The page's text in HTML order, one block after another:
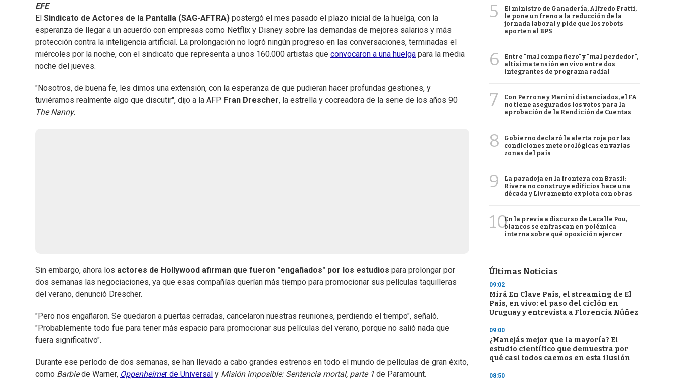
EFE
El Sindicato de Actores de la Pantalla (SAG-AFTRA) postergó el mes pasado el plazo inicial de la huelga, con la
esperanza de llegar a un acuerdo con empresas como Netflix y Disney sobre las demandas de mejores salarios y más
protección contra la inteligencia artificial. La prolongación no logró ningún progreso en las conversaciones, terminadas el
miércoles por la noche, con el sindicato que representa a unos 160.000 artistas que convocaron a una huelga para la media
noche del jueves.
"Nosotros, de buena fe, les dimos una extensión, con la esperanza de que pudieran hacer profundas gestiones, y
tuviéramos realmente algo que discutir", dijo a la AFP Fran Drescher, la estrella y cocreadora de la serie de los años 90
The Nanny.
Sin embargo, ahora los actores de Hollywood afirman que fueron "engañados" por los estudios para prolongar por
dos semanas las negociaciones, ya que esas compañías querían más tiempo para promocionar sus películas taquilleras
del verano, denunció Drescher.
"Pero nos engañaron. Se quedaron a puertas cerradas, cancelaron nuestras reuniones, perdiendo el tiempo", señaló.
"Probablemente todo fue para tener más espacio para promocionar sus películas del verano, porque no salió nada que
fuera significativo".
Durante ese período de dos semanas, se han llevado a cabo grandes estrenos en todo el mundo de películas de gran éxito,
como Barbiede Warner, Oppenheimer de Universal y Misión imposible: Sentencia mortal, parte 1 de Paramount.
5
El ministro de Ganadería, Alfredo Fratti,
le pone un freno a la reducción de la
jornada laboral y pide que los robots
aporten al BPS
6
Entre "mal compañero" y "mal perdedor",
altísima tensión en vivo entre dos
integrantes de programa radial
7
Con Perrone y Manini distanciados, el FA
no tiene asegurados los votos para la
aprobación de la Rendición de Cuentas
8
Gobierno declaró la alerta roja por las
condiciones meteorológicas en varias
zonas del país
9
La paradoja en la frontera con Brasil:
Rivera no construye edificios hace una
década y Livramento explota con obras
10En la previa a discurso de Lacalle Pou,
blancos se enfrascan en polémica
interna sobre qué oposición ejercer
Últimas Noticias
09:02
Mirá En Clave País, el streaming de El
País, en vivo: el paso del ciclón en
Uruguay y entrevista a Florencia Núñez
09:00
¿Manejás mejor que la mayoría? El
estudio científico que demuestra por
qué casi todos caemos en esta ilusión
08:50